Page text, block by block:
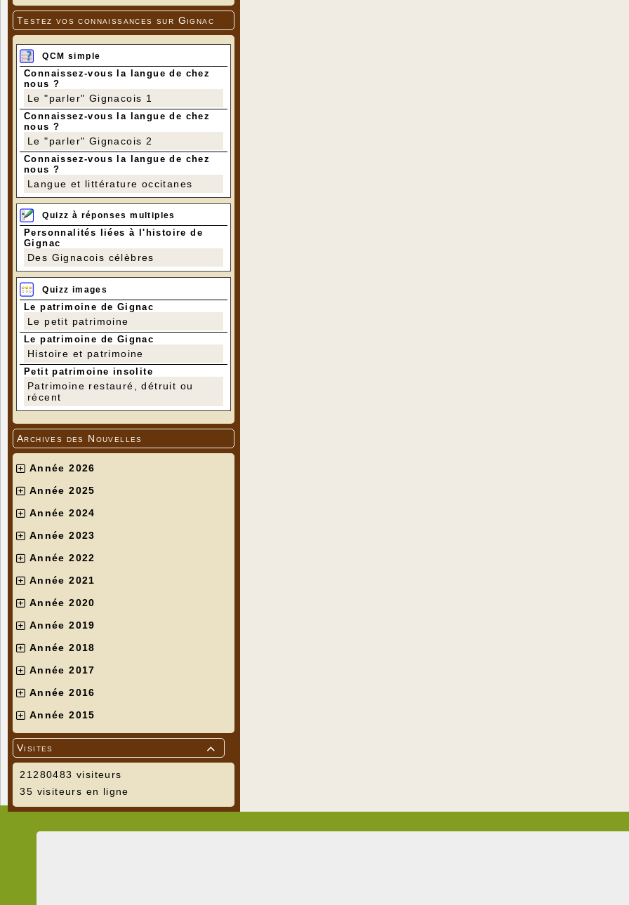
Testez vos connaissances sur Gignac
QCM simple
Connaissez-vous la langue de chez
nous ?
Le "parler" Gignacois 1
Connaissez-vous la langue de chez
nous ?
Le "parler" Gignacois 2
Connaissez-vous la langue de chez
nous ?
Langue et littérature occitanes
Quizz à réponses multiples
Personnalités liées à l'histoire de
Gignac
Des Gignacois célèbres
Quizz images
Le patrimoine de Gignac
Le petit patrimoine
Le patrimoine de Gignac
Histoire et patrimoine
Petit patrimoine insolite
Patrimoine restauré, détruit ou
récent
Archives des Nouvelles
Année 2026
Année 2025
Année 2024
Année 2023
Année 2022
Année 2021
Année 2020
Année 2019
Année 2018
Année 2017
Année 2016
Année 2015

Visites
21280483 visiteurs
35 visiteurs en ligne